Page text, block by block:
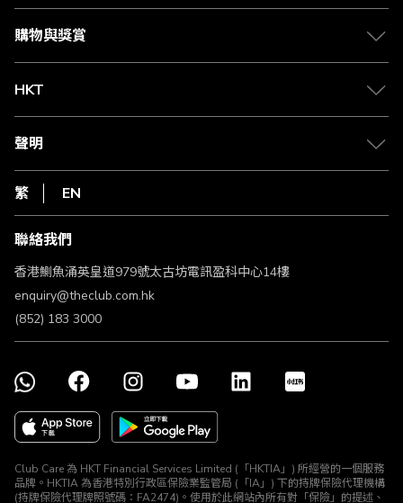
媒體中心
會籍及專屬禮遇
賺取積分
購物與獎賞
物流與配送
Club Shopping 商品領取站
常見問題
HKT
csl.
1010
HKT
聲明
私隱聲明
使用條款
條款及細則
不歧視及不騷擾聲明
認可牌照及通告
繁 EN
聯絡我們
香港鰂魚涌英皇道979號太古坊電訊盈科中心14樓
enquiry@theclub.com.hk
(852) 183 3000
Club Care 為 HKT Financial Services Limited (「HKTIA」) 所經營的一個服務
品牌。HKTIA 為香港特別行政區保險業監管局 (「IA」) 下的持牌保險代理機構
(持牌保險代理牌照號碼：FA2474)。使用於此網站內所有對「保險」的提述、